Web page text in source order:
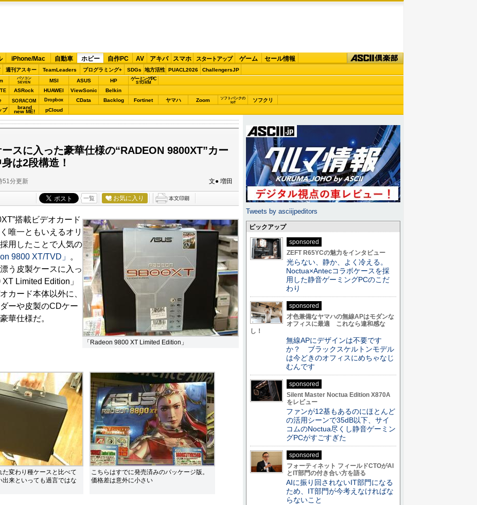
iPhone/Mac 自動車 ホビー 自作PC AV アキバ スマホ スタートアップ ゲーム セール情報
週刊アスキー TeamLeaders プログラミング+ SDGs 地方活性 PUACL2026 ChallengersJP
パソコン
SEVEN
MSI ASUS HP ゲーミングPC
STORM
ASRock HUAWEI ViewSonic Belkin
SORACOM Dropbox CData Backlog Fortinet ヤマハ Zoom
ソフトバンクの
IoT
ソフクリ
プ brand
new ME! pCloud
スに入った豪華仕様の“RADEON 9800XT”カー
は2段構造！
51分更新 文● 増田
一覧 お気に入り
「Radeon 9800 XT Limited Edition」
搭載ビデオカード
唯一ともいえるオリ
用したことで人気の
9800 XT/TVD」
。
う皮製ケースに入っ
Limited Edition」
カード本体以外に、
ーや皮製のCDケー
華仕様だ。
た変わり種ケースと比べて
出来といっても過言ではな
こちらはすでに発売済みのパッケージ版。
価格差は意外に小さい
Tweets by asciijpeditors
ピックアップ
sponsored
ZEFT R65YCの魅力をインタビュー
光らない、静か、よく冷える。
Noctua×Antecコラボケースを採
用した静音ゲーミングPCのこだ
わり
sponsored
才色兼備なヤマハの無線APはモダンな
オフィスに最適 これなら違和感な
し！
無線APにデザインは不要です
か？ ブラックスケルトンモデル
は今どきのオフィスにめちゃなじ
むんです
sponsored
Silent Master Noctua Edition X870A
をレビュー
ファンが12基もあるのにほとんど
の活用シーンで35dB以下、サイ
コムのNoctua尽くし静音ゲーミン
グPCがすごすぎた
sponsored
フォーティネット フィールドCTOがAI
とIT部門の付き合い方を語る
AIに振り回されないIT部門になる
ため、IT部門が今考えなければな
らないこと